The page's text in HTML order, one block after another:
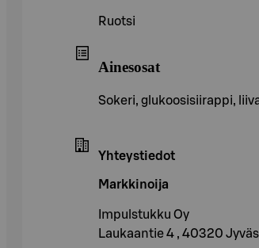
Ruotsi
Ainesosat
Sokeri, glukoosisiirappi,
Yhteystiedot
Markkinoija
Impulstukku Oy
Laukaantie 4 , 40320